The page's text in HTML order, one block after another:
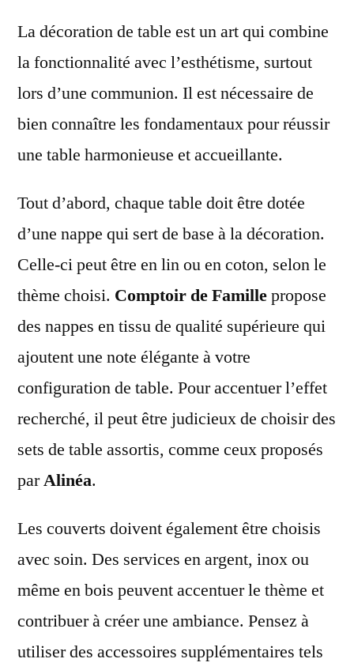
La décoration de table est un art qui combine
la fonctionnalité avec l’esthétisme, surtout
lors d’une communion. Il est nécessaire de
bien connaître les fondamentaux pour réussir
une table harmonieuse et accueillante.
Tout d’abord, chaque table doit être dotée
d’une nappe qui sert de base à la décoration.
Celle-ci peut être en lin ou en coton, selon le
thème choisi. Comptoir de Famillepropose
des nappes en tissu de qualité supérieure qui
ajoutent une note élégante à votre
configuration de table. Pour accentuer l’effet
recherché, il peut être judicieux de choisir des
sets de table assortis, comme ceux proposés
parAlinéa.
Les couverts doivent également être choisis
avec soin. Des services en argent, inox ou
même en bois peuvent accentuer le thème et
contribuer à créer une ambiance. Pensez à
utiliser des accessoires supplémentaires tels